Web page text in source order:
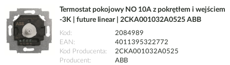
Termostat pokojowy NO 10A z pokrętłem i wejściem
-3K | future linear | 2CKA001032A0525 ABB
Kod
2084989
EAN
4011395322772
Kod Producenta
2CKA001032A0525
Producent
ABB